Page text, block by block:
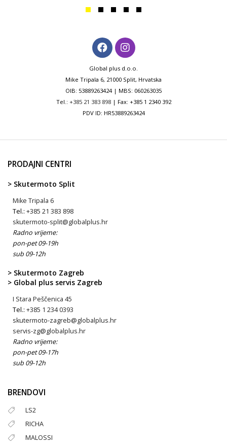
Global plus d.o.o.
Mike Tripala 6, 21000 Split, Hrvatska
OIB: 53889263424 | MBS: 060263035
Tel.: +385 21 383 898| Fax: +385 1 2340 392
PDV ID: HR53889263424
PRODAJNI CENTRI
> Skutermoto Split
Mike Tripala 6
Tel.: +385 21 383 898
skutermoto-split@globalplus.hr
Radno vrijeme:
pon-pet 09-19h
sub 09-12h
> Skutermoto Zagreb
> Global plus servis Zagreb
I Stara Peščenica 45
Tel.: +385 1 234 0393
skutermoto-zagreb@globalplus.hr
servis-zg@globalplus.hr
Radno vrijeme:
pon-pet 09-17h
sub 09-12h
BRENDOVI
LS2
RICHA
MALOSSI